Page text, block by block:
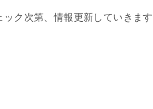
ク次第、情報更新していきま